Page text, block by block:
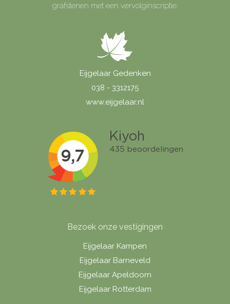
grafstenen met een vervolginscriptie.
Eijgelaar Gedenken
038 - 3312175
www.eijgelaar.nl
Bezoek onze vestigingen
Eijgelaar Kampen
Eijgelaar Barneveld
Eijgelaar Apeldoorn
Eijgelaar Rotterdam